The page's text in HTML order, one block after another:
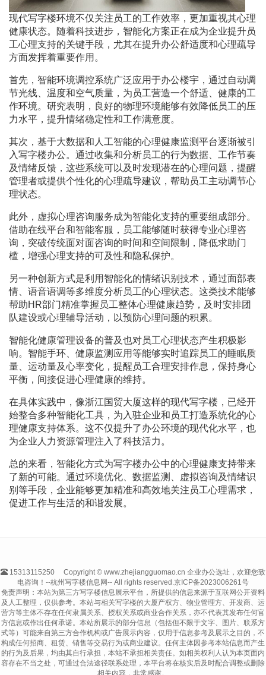
现代写字楼环境不仅关注员工的工作效率，更加重视其心理
健康状态。随着科技进步，智能化方案正在成为企业提升员
工心理支持的关键手段，尤其在提升办公舒适度和心理疏导
方面发挥着重要作用。
首先，智能环境调控系统广泛应用于办公楼宇，通过自动调
节光线、温度和空气质量，为员工营造一个舒适、健康的工
作环境。研究表明，良好的物理环境能够有效降低员工的压
力水平，提升情绪稳定性和工作满意度。
其次，基于大数据和人工智能的心理健康监测平台逐渐被引
入写字楼办公。通过收集和分析员工的行为数据、工作节奏
及情绪反馈，这些系统可以及时发现潜在的心理问题，提醒
管理者或提供个性化的心理疏导建议，帮助员工主动调节心
理状态。
此外，虚拟心理咨询服务成为智能化支持的重要组成部分。
借助在线平台和智能客服，员工能够随时获得专业心理咨
询，突破传统面对面咨询的时间和空间限制，降低求助门
槛，增强心理支持的可及性和隐私保护。
另一种创新方式是利用智能化的情绪识别技术，通过面部表
情、语音语调等多维度分析员工的心理状态。这类技术能够
帮助HR部门精准掌握员工整体心理健康趋势，及时安排团
队建设或心理辅导活动，以预防心理问题的积累。
智能化健康管理设备的普及也对员工心理状态产生积极影
响。智能手环、健康监测应用等能够实时追踪员工的睡眠质
量、运动量及心率变化，提醒员工合理安排作息，保持身心
平衡，间接促进心理健康的维持。
在具体实践中，像浙江国贸大厦这样的现代写字楼，已经开
始整合多种智能化工具，为入驻企业和员工打造系统化的心
理健康支持体系。这不仅提升了办公环境的现代化水平，也
为企业人力资源管理注入了科技活力。
总的来看，智能化方式为写字楼办公中的心理健康支持带来
了新的可能。通过环境优化、数据监测、虚拟咨询及情绪识
别等手段，企业能够更加精准和高效地关注员工心理需求，
促进工作与生活的和谐发展。
15313115250
Copyright © www.zhejiangguomao.cn 企业办公选址，欢迎您致
电咨询！--杭州写字楼信息网-- All rights reserved.京ICP备2023006261号
免责声明：本站为第三方写字楼信息展示平台，所提供的信息来源于互联网公开资料
及人工整理，仅供参考。本站与相关写字楼的大厦产权方、物业管理方、开发商、运
营方等主体不存在任何隶属关系、授权关系或商业合作关系，亦不代表其发布任何官
方信息或作出任何承诺。本站所展示的部分信息（包括但不限于文字、图片、联系方
式等）可能来自第三方合作机构或广告展示内容，仅用于信息参考及展示之目的，不
构成任何招商、租赁、销售等交易行为或商业建议。任何主体因参考本站信息而产生
的行为及后果，均由其自行承担，本站不承担相关责任。如相关权利人认为本页面内
容存在不当之处，可通过合法途径联系处理，本平台将在核实后及时配合调整或删除